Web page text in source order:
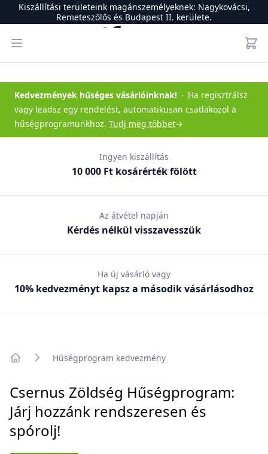
Kiszállítási területeink magánszemélyeknek: Nagykovácsi,
Remeteszőlős és Budapest II. kerülete.
Open menu
Csernus Zöldség-gyümölcs
Kedvezmények hűséges vásárlóinknak!
Ha regisztrálsz
vagy leadsz egy rendelést, automatikusan csatlakozol a
hűségprogramunkhoz. Tudj meg többet→
Ingyen kiszállítás
10 000 Ft kosárérték fölött
Az átvétel napján
Kérdés nélkül visszavesszük
Ha új vásárló vagy
10% kedvezményt kapsz a második vásárlásodhoz
Hűségprogram kedvezmény
Csernus Zöldség Hűségprogram:
Járj hozzánk rendszeresen és
spórolj!